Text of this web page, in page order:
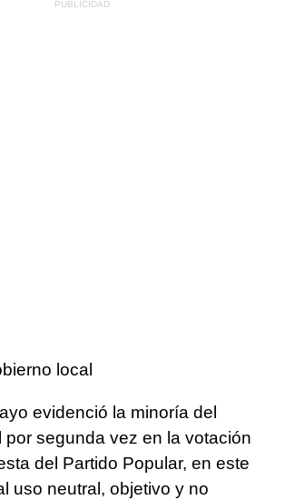
local
evidenció la minoría del
por segunda vez en la votación
del Partido Popular, en este
uso neutral, objetivo y no